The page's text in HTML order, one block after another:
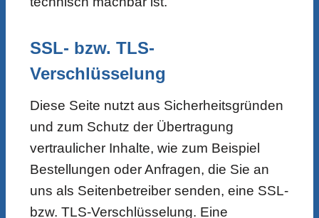
SSL- bzw. TLS-
Verschlüsselung
Diese Seite nutzt aus Sicherheitsgründen
und zum Schutz der Übertragung
vertraulicher Inhalte, wie zum Beispiel
Bestellungen oder Anfragen, die Sie an
uns als Seitenbetreiber senden, eine SSL-
bzw. TLS-Verschlüsselung. Eine